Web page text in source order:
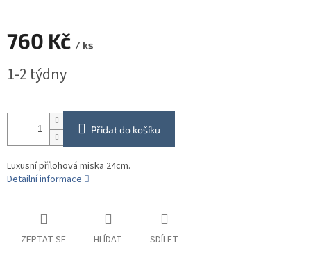
760 Kč / ks
cena:
1-2 týdny
Přidat do košíku
Luxusní přílohová miska 24cm.
Detailní informace
ZEPTAT SE HLÍDAT SDÍLET